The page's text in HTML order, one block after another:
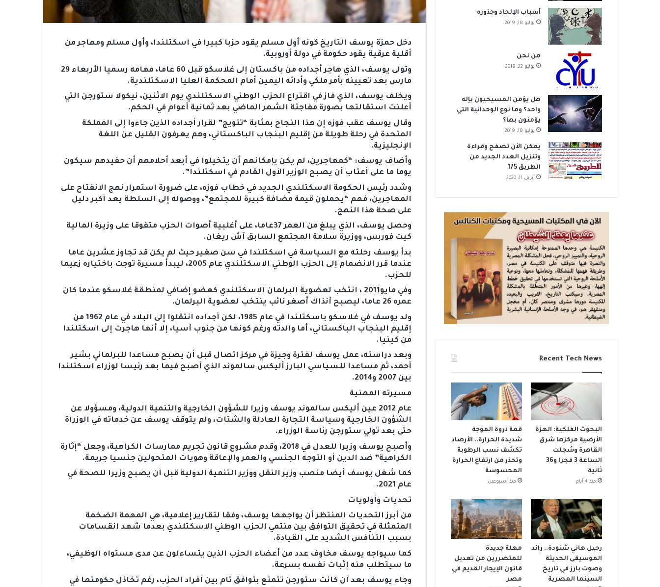
دخل حمزة يوسف التاريخ كونه أول مسلم يقود حزبا كبيرا في اسكتلندا، وأول مسلم ومهاجر من
أقلية عرقية يقود حكومة في دولة أوروبية.
وتولى يوسف، الذي هاجر أجداده من باكستان إلى غلاسكو قبل 60 عاما، مهامه رسميا الأربعاء 29
مارس بعد تعيينه بأمر ملكي وأدائه اليمين أمام المحكمة العليا الاسكتلندية.
ويخلف يوسف، الذي فاز في اقتراع الحزب الوطني الاسكتلندي يوم الاثنين، نيكولا ستورجن التي
أعلنت استقالتها بصورة مفاجئة الشهر الماضي بعد ثمانية أعوام في الحكم.
وقال يوسف عقب فوزه إن هذا النجاح بمثابة “تتويج” لقرار أجداده الذين جاءوا إلى المملكة
المتحدة في رحلة طويلة من إقليم البنجاب الباكستاني، وهم يعرفون القليل عن اللغة
الإنجليزية.
وأضاف يوسف: “كمهاجرين، لم يكن بإمكانهم أن يتخيلوا في أبعد أحلامهم أن حفيدهم سيكون
يوما ما على أعتاب أن يصبح الوزير الأول القادم في اسكتلندا”.
وشدد رئيس الحكومة الاسكتلندي الجديد في خطاب فوزه، على ضرورة استمرار نهج الانفتاح على
المهاجرين، فهم “يحملون قيمة مضافة كبيرة للمجتمع”، ووصوله إلى السلطة يعد أكبر دليل
على صحة هذا النهج.
وحصل يوسف، الذي يبلغ من العمر 37عاما، على أغلبية أصوات الحزب متفوقا على وزيرة المالية
كيت فوربس، ووزيرة سلامة المجتمع السابق آش ريغان.
بدأ يوسف رحلته مع السياسة في اسكتلندا في سن صغير حيث لم يكن قد تجاوز عشرين عاما
عندما قرر الانضمام إلى الحزب الوطني الاسكتلندي عام 2005، ليبدأ مسيرة توجت باختياره زعيما
للحزب.
وفي مايو2011 ، انتخب لعضوية البرلمان الاسكتلندي كعضو إضافي لمنطقة غلاسكو عندما كان
عمره 26 عاما، ليصبح آنذاك أصغر نائب ينتخب لعضوية البرلمان.
ولد يوسف في غلاسكو باسكتلندا في عام 1985، لكن أجداده انتقلوا إلى البلاد في عام 1962 من
إقليم البنجاب الباكستاني، أما والدته ورغم كونها من جنوب آسيا، إلا أنها هاجرت إلى اسكتلندا
من كينيا.
وبعد دراسته، عمل يوسف لفترة وجيزة في مركز اتصال قبل أن يصبح مساعدا للبرلماني بشير
أحمد، ثم مساعدا للسياسي البارز أليكس سالموند الذي أصبح فيما بعد رئيسا لوزراء اسكتلندا
بين 2007 و2014.
مسيرته المهنية
عام 2012 عين أليكس سالموند يوسف وزيرا للشؤون الخارجية والتنمية الدولية، ومسؤولا عن
الشؤون الخارجية وسياسة التجارة العادلة والشتات، ولم يتوقف يوسف عن خدماته في الوزراة
حتى بعد تولي ستورجن رئاسة الوزراء.
وأصبح يوسف وزيرا للعدل في 2018، وقدم مشروع قانون تجريم ممارسات الكراهية، وجعل “إثارة
الكراهية” ضد الدين أو التوجه الجنسي والعمر والإعاقة وهويات المتحولين جنسيا جريمة.
كما شغل يوسف أيضا منصب وزير النقل ووزير التنمية الدولية قبل أن يصبح وزيرا للصحة في
عام 2021.
تحديات وأولويات
من أبرز التحديات المنتظر أن يواجهها يوسف، وفقا لتقارير إعلامية، هي المهمة الضخمة
المتمثلة في تحقيق التوافق بين منتمي الحزب الوطني الاسكتلندي بعدما شهد انقسامات
بسبب التنافس الشديد على القيادة.
كما سيواجه يوسف مخاوف عدد من أعضاء الحزب الذين يتساءلون عن مدى مستواه الوظيفي،
ما سيتطلب منه إثبات نفسه بسرعة.
وجاء يوسف بعد أن كانت ستورجن تتمتع بتوافق تام بين أفراد الحزب، رغم تخاذل حكومتها في
أسباب الإلحاد وجذوره
يوليو 18, 2019
من نحن
يوليو 22, 2019
هل يؤمن المسيحيون بإله
واحد؟ وما نوع الوحدانية التي
يؤمنون بها؟
يوليو 18, 2019
يمكن الأن تصفح وقراءة
وتنزيل العدد الجديد من
الطريق 175
أبريل 11, 2020
Recent Tech News
البحوث الفلكية: الهزة
الأرضية مركزها شرق
القاهرة وسُجلت
الساعة 3 فجرا و36
ثانية
منذ 4 أيام
قمة ذروة الموجة
شديدة الحرارة.. الأرصاد
تكشف نسب الرطوبة
وتحذر من ارتفاع الحرارة
المحسوسة
منذ أسبوعين
رحيل هاني شنودة.. رائد
الموسيقى الحديثة
وصوت بارز في تاريخ
السينما المصرية
مهلة جديدة
للمتضررين من تعديل
قانون الإيجار القديم في
مصر